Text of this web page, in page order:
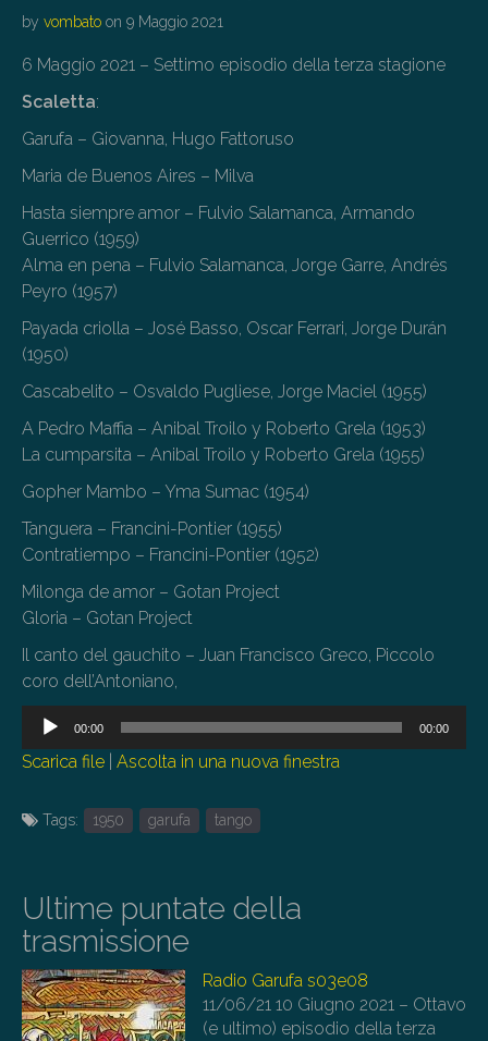
by vombato on 9 Maggio 2021
6 Maggio 2021 – Settimo episodio della terza stagione
Scaletta:
Garufa – Giovanna, Hugo Fattoruso
Maria de Buenos Aires – Milva
Hasta siempre amor – Fulvio Salamanca, Armando
Guerrico (1959)
Alma en pena – Fulvio Salamanca, Jorge Garre, Andrés
Peyro (1957)
Payada criolla – José Basso, Oscar Ferrari, Jorge Durán
(1950)
Cascabelito – Osvaldo Pugliese, Jorge Maciel (1955)
A Pedro Maffia – Anibal Troilo y Roberto Grela (1953)
La cumparsita – Anibal Troilo y Roberto Grela (1955)
Gopher Mambo – Yma Sumac (1954)
Tanguera – Francini-Pontier (1955)
Contratiempo – Francini-Pontier (1952)
Milonga de amor – Gotan Project
Gloria – Gotan Project
Il canto del gauchito – Juan Francisco Greco, Piccolo
coro dell’Antoniano,
Audio
00:00 00:00
Scarica file Ascolta in una nuova finestra
Tags: 1950 garufa tango
Ultime puntate della
trasmissione
Radio Garufa s03e08
11/06/21 10 Giugno 2021 – Ottavo
(e ultimo) episodio della terza